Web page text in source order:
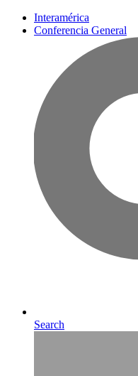
Interamérica
Conferencia General
Search